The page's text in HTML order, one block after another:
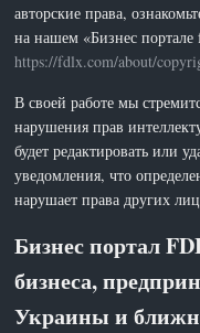
авторские права,
на нашем «Бизнес
https://fdlx.com/about/
В своей работе мы
нарушения прав
будет редактировать или
уведомления, что
нарушает права других
Бизнес портал
бизнеса,
Украины и